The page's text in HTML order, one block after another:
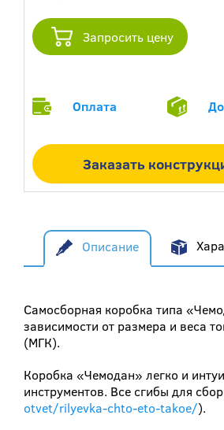
Запросить цену
Оплата
Заказать
Описание
Самосборная коробка типа
зависимости от размера и веса
(МГК).
Коробка «Чемодан» легко и
инструментов. Все сгибы для
otvet/rilyevka-chto-eto-takoe/).